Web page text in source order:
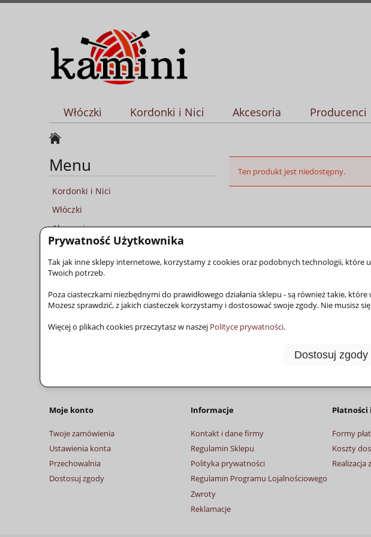
Prywatność Użytkownika
Tak jak inne sklepy internetowe, korzystamy z cookies oraz podobnych technologii,
Twoich potrzeb.
Poza ciasteczkami niezbędnymi do prawidłowego działania sklepu - są również takie,
Możesz sprawdzić, z jakich ciasteczek korzystamy i dostosować swoje zgody. Nie musisz
Więcej o plikach cookies przeczytasz w naszej Polityce prywatności.
Dostosuj zgody
Włóczki Kordonki i Nici Akcesoria Producenci
Menu
Kordonki i Nici
Włóczki
Akcesoria
Producenci
Nowości
Wyprzedaże
Ten produkt jest niedostępny.
Moje konto
Twoje zamówienia
Ustawienia konta
Przechowalnia
Dostosuj zgody
Informacje
Kontakt i dane firmy
Regulamin Sklepu
Polityka prywatności
Regulamin Programu Lojalnościowego
Zwroty
Reklamacje
Formy
Koszty
Realizacja